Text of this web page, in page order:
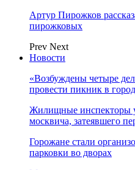
Артур Пирожков
пирожковых
Prev Next
Новости
«Возбуждены четыре
провести пикник в
Жилищные инспекторы
москвича, затеявшего
Горожане стали
парковки во дворах